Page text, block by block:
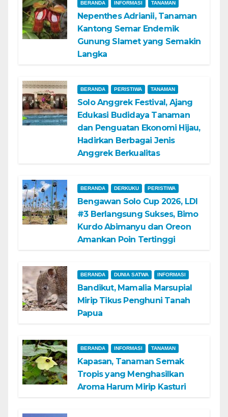
BERANDA INFORMASI TANAMAN
Nepenthes Adrianii, Tanaman
Kantong Semar Endemik
Gunung Slamet yang Semakin
Langka
BERANDA PERISTIWA TANAMAN
Solo Anggrek Festival, Ajang
Edukasi Budidaya Tanaman
dan Penguatan Ekonomi Hijau,
Hadirkan Berbagai Jenis
Anggrek Berkualitas
BERANDA DERKUKU PERISTIWA
Bengawan Solo Cup 2026, LDI
#3 Berlangsung Sukses, Bimo
Kurdo Abimanyu dan Oreon
Amankan Poin Tertinggi
BERANDA DUNIA SATWA INFORMASI
Bandikut, Mamalia Marsupial
Mirip Tikus Penghuni Tanah
Papua
BERANDA INFORMASI TANAMAN
Kapasan, Tanaman Semak
Tropis yang Menghasilkan
Aroma Harum Mirip Kasturi